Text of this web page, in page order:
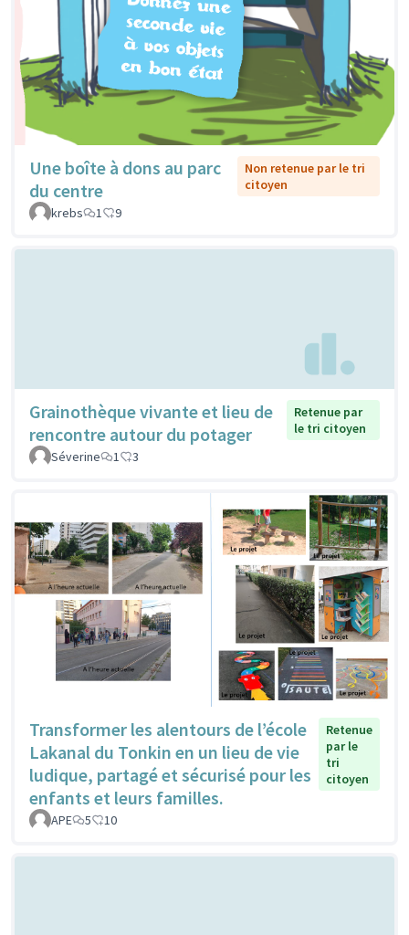
Une boîte à dons au parc
du centre
Non retenue par le tri
citoyen
krebs
1 9
Grainothèque vivante et lieu de
rencontre autour du potager
Retenue par
le tri citoyen
Séverine
1 3
Transformer les alentours de l’école
Lakanal du Tonkin en un lieu de vie
ludique, partagé et sécurisé pour les
enfants et leurs familles.
Retenue
par le
tri
citoyen
APE 5 10